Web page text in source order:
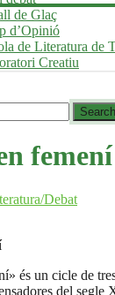
de Glaç
d’Opinió
de Literatura de
Creatiu
femení
Debat
és un cicle de
del segle